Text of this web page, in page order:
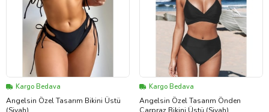
Kargo Bedava
Angelsin Özel Tasarım Bikini Üstü
Kargo Bedava
Angelsin Özel Tasarım Önden